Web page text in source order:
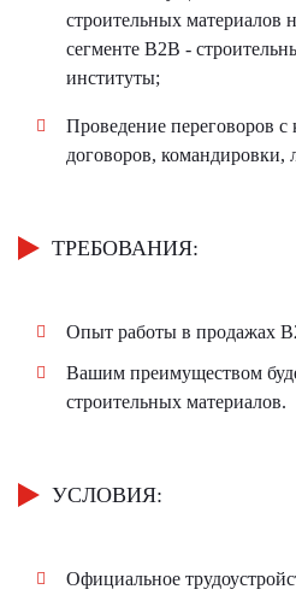
строительных
сегменте B2B -
институты;
Проведение переговоров
договоров, командировки,
ТРЕБОВАНИЯ:
Опыт работы в продажах
Вашим преимуществом
строительных материалов.
УСЛОВИЯ:
Официальное